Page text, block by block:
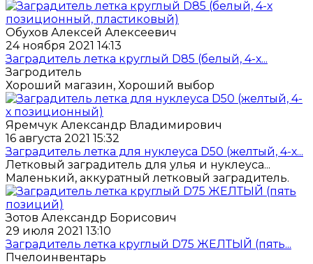
Обухов Алексей Алексеевич
24 ноября 2021 14:13
Заградитель летка круглый D85 (белый, 4-х...
Загродитель
Хороший магазин, Хороший выбор
Яремчук Александр Владимирович
16 августа 2021 15:32
Заградитель летка для нуклеуса D50 (желтый, 4-х...
Летковый заградитель для улья и нуклеуса...
Маленький, аккуратный летковый заградитель.
Зотов Александр Борисович
29 июля 2021 13:10
Заградитель летка круглый D75 ЖЕЛТЫЙ (пять...
Пчелоинвентарь